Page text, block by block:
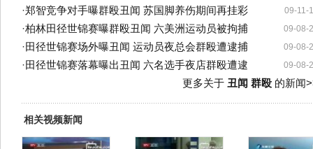
09-11-
·郑智竞争对手曝群殴丑闻 苏国脚养伤期间再挂彩
09-08-
·柏林田径世锦赛曝群殴丑闻 六美洲运动员被拘捕
09-08-
·田径世锦赛场外曝丑闻 运动员夜总会群殴遭逮捕
09-08-
·田径世锦赛落幕曝出丑闻 六名选手夜店群殴遭逮
更多关于 丑闻 群殴的新闻
相关视频新闻